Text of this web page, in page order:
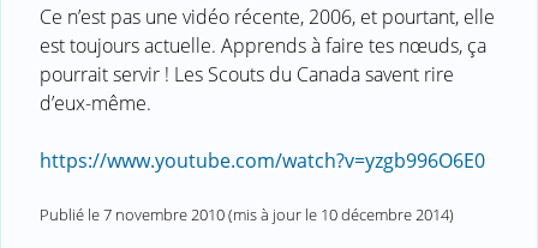
Ce n’est pas une vidéo récente, 2006, et pourtant, elle
est toujours actuelle. Apprends à faire tes nœuds, ça
pourrait servir ! Les Scouts du Canada savent rire
d’eux-même.
https://www.youtube.com/watch?v=yzgb996O6E0
Publié le7 novembre 2010(mis à jour le 10 décembre 2014)